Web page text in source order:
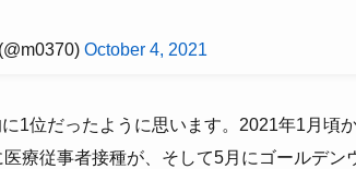
October 4, 2021
1位だったように思います。2021年1月頃
療従事者接種が、そして5月にゴールデ